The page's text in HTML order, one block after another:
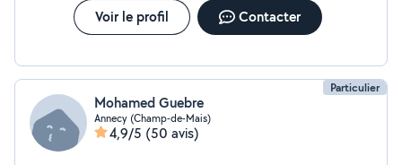
Voir le profil Contacter
Particulier
Mohamed Guebre
Annecy (Champ-de-Mais)
4,9/5 (50 avis)